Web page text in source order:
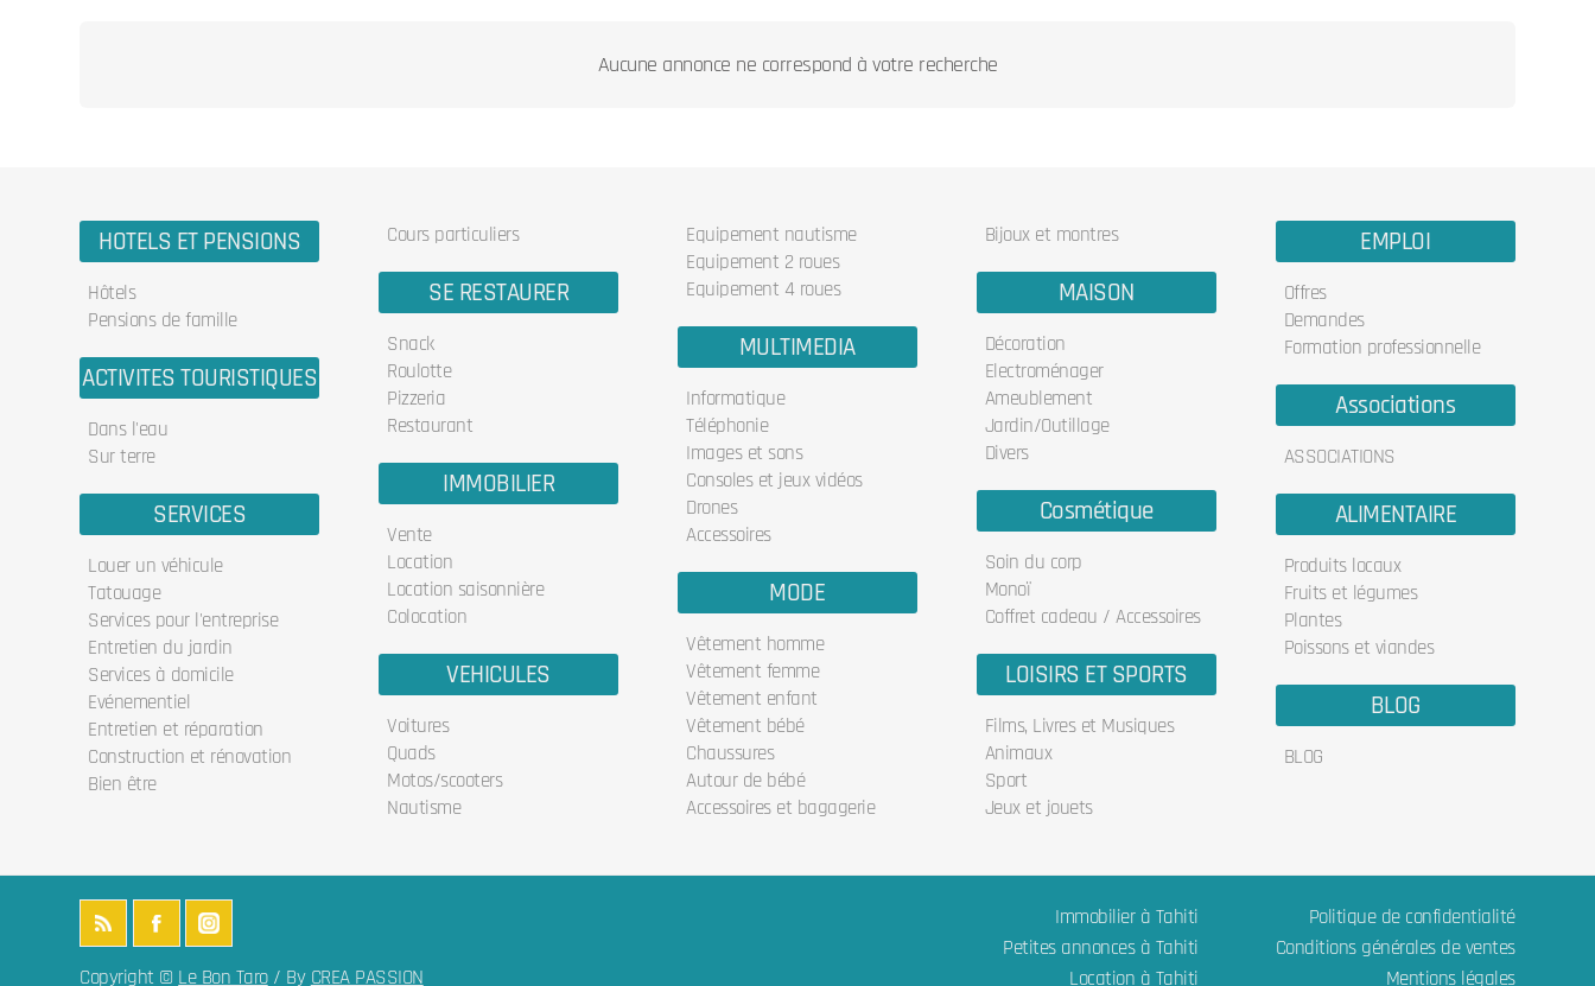
Aucune annonce ne correspond à votre recherche
HOTELS ET PENSIONS
Hôtels
Pensions de famille
ACTIVITES TOURISTIQUES
Dans l'eau
Sur terre
SERVICES
Louer un véhicule
Tatouage
Services pour l'entreprise
Entretien du jardin
Services à domicile
Evénementiel
Entretien et réparation
Construction et rénovation
Bien être
Cours particuliers
SE RESTAURER
Snack
Roulotte
Pizzeria
Restaurant
IMMOBILIER
Vente
Location
Location saisonnière
Colocation
VEHICULES
Voitures
Quads
Motos/scooters
Nautisme
Equipement nautisme
Equipement 2 roues
Equipement 4 roues
MULTIMEDIA
Informatique
Téléphonie
Images et sons
Consoles et jeux vidéos
Drones
Accessoires
MODE
Vêtement homme
Vêtement femme
Vêtement enfant
Vêtement bébé
Chaussures
Autour de bébé
Accessoires et bagagerie
Bijoux et montres
MAISON
Décoration
Electroménager
Ameublement
Jardin/Outillage
Divers
Cosmétique
Soin du corp
Monoï
Coffret cadeau / Accessoires
LOISIRS ET SPORTS
Films, Livres et Musiques
Animaux
Sport
Jeux et jouets
EMPLOI
Offres
Demandes
Formation professionnelle
Associations
ASSOCIATIONS
ALIMENTAIRE
Produits locaux
Fruits et légumes
Plantes
Poissons et viandes
BLOG
BLOG
Copyright © Le Bon Taro/ By CREA PASSION
Immobilier à Tahiti
Petites annonces à Tahiti
Location à Tahiti
Politique de confidentialité
Conditions générales de ventes
Mentions légales